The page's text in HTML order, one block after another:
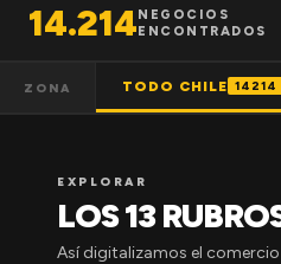
14.214NEGOCIOS
ENCONTRADOS
ZONA TODO CHILE 14214
EXPLORAR
LOS 13
Así digitalizamos el